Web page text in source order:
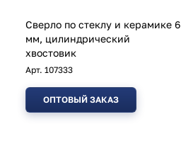
Сверло по стеклу и керамике 6
мм, цилиндрический
хвостовик
Арт. 107333
ОПТОВЫЙ ЗАКАЗ